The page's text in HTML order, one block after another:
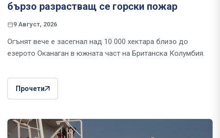
бързо разрастващ се горски пожар
9 Август, 2026
Огънят вече е засегнал над 10 000 хектара близо до
езерото Оканаган в южната част на Британска Колумбия.
Прочети